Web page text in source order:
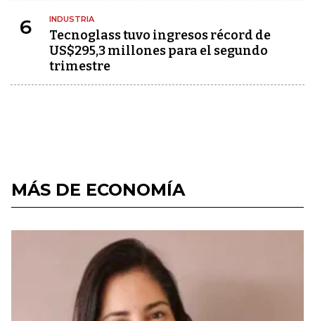
6 INDUSTRIA
Tecnoglass tuvo ingresos récord de
US$295,3 millones para el segundo
trimestre
MÁS DE ECONOMÍA